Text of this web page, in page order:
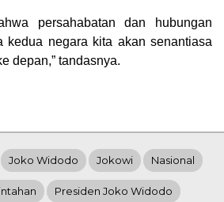
persahabatan dan hubungan
kedua negara kita akan senantiasa
depan,” tandasnya.
Joko Widodo Jokowi Nasional
Presiden Joko Widodo